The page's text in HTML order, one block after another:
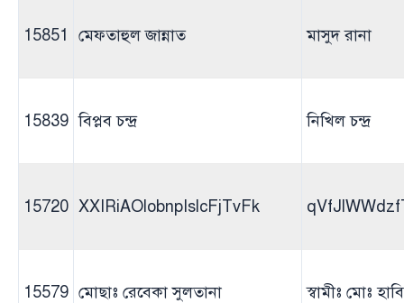
15851 মেফতাহুল জান্নাত মাসুদ রানা
15839 বিপ্লব চন্দ্র নিখিল চন্দ্র
15720 XXIRiAOlobnpIslcFjTvFk
15579 মোছাঃ রেবেকা সুলতানা স্বামীঃ মোঃ